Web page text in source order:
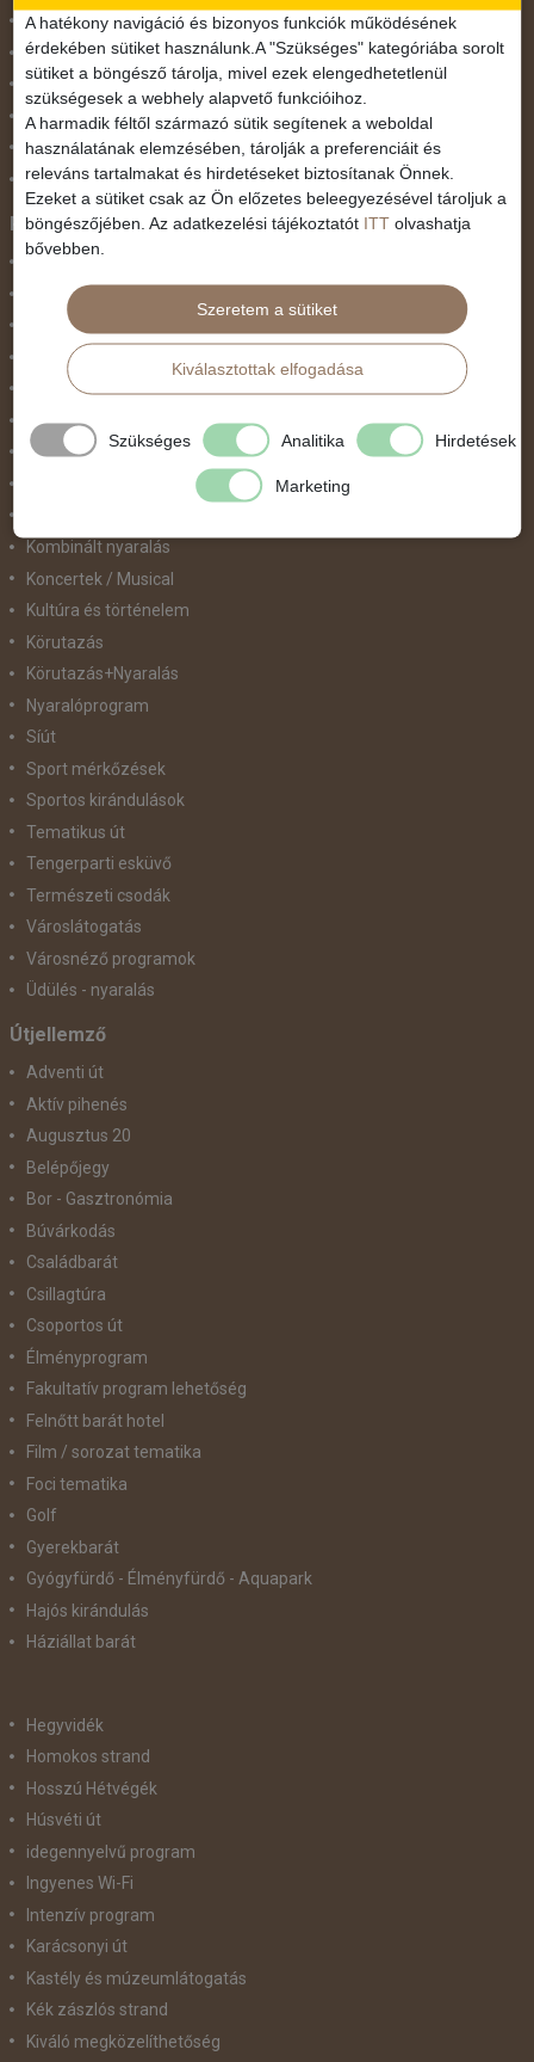
November 1.
Október 23.
Pünkösdi utazás
Szilveszter
Tavaszi szünet
Valentin nap
Programtípus
Belépőjegy
Egyéni út
Egzotikus út
Fesztiválok
Golfút
Gyalogtúra
Kombinált nyaralás
Koncertek / Musical
Kultúra és történelem
Körutazás
Körutazás+Nyaralás
Nyaralóprogram
Síút
Sport mérkőzések
Sportos kirándulások
Tematikus út
Tengerparti esküvő
Természeti csodák
Városlátogatás
Városnéző programok
Üdülés - nyaralás
Útjellemző
Adventi út
Aktív pihenés
Augusztus 20
Belépőjegy
Bor - Gasztronómia
Búvárkodás
Családbarát
Csillagtúra
Csoportos út
Élményprogram
Fakultatív program lehetőség
Felnőtt barát hotel
Film / sorozat tematika
Foci tematika
Golf
Gyerekbarát
Gyógyfürdő - Élményfürdő - Aquapark
Hajós kirándulás
Háziállat barát
Hegyvidék
Homokos strand
Hosszú Hétvégék
Húsvéti út
idegennyelvű program
Ingyenes Wi-Fi
Intenzív program
Karácsonyi út
Kastély és múzeumlátogatás
Kék zászlós strand
Kiváló megközelíthetőség
A hatékony navigáció és bizonyos funkciók működésének
érdekében sütiket használunk.A "Szükséges" kategóriába sorolt
sütiket a böngésző tárolja, mivel ezek elengedhetetlenül
szükségesek a webhely alapvető funkcióihoz.
A harmadik féltől származó sütik segítenek a weboldal
használatának elemzésében, tárolják a preferenciáit és
releváns tartalmakat és hirdetéseket biztosítanak Önnek.
Ezeket a sütiket csak az Ön előzetes beleegyezésével tároljuk a
böngészőjében. Az adatkezelési tájékoztatót ITT olvashatja
bővebben.
Szeretem a sütiket
Kiválasztottak elfogadása
Szükséges Analitika Hirdetések
Marketing